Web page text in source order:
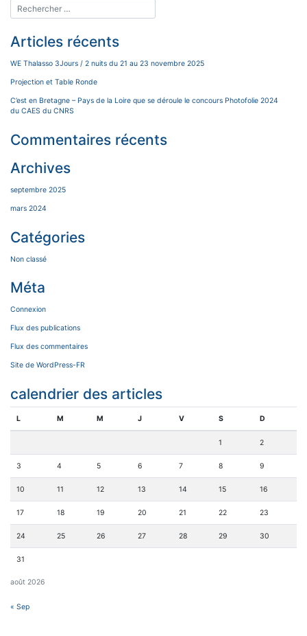
Articles récents
WE Thalasso 3Jours / 2 nuits du 21 au 23 novembre 2025
Projection et Table Ronde
C’est en Bretagne – Pays de la Loire que se déroule le concours Photofolie 2024
du CAES du CNRS
Commentaires récents
Archives
septembre 2025
mars 2024
Catégories
Non classé
Méta
Connexion
Flux des publications
Flux des commentaires
Site de WordPress-FR
calendrier des articles
août 2026
L M M J V S D
1 2
3 4 5 6 7 8 9
10 11 12 13 14 15 16
17 18 19 20 21 22 23
24 25 26 27 28 29 30
31
« Sep